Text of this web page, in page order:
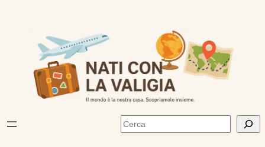
contenuto
Cerca